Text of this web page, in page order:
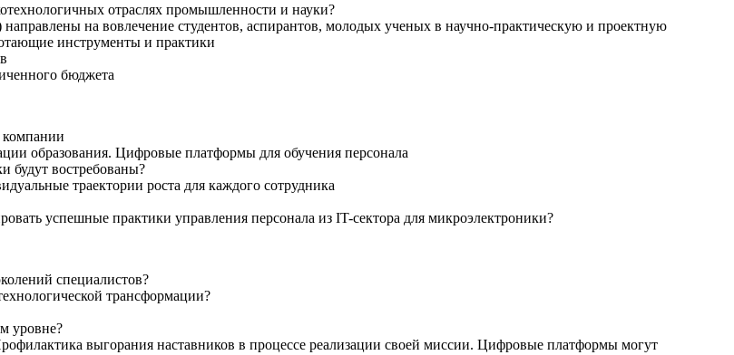
отраслях промышленности и науки?
на вовлечение студентов, аспирантов, молодых ученых в научно-практическую и проектную
инструменты и практики
бюджета
компании
образования. Цифровые платформы для обучения персонала
будут востребованы?
траектории роста для каждого сотрудника
успешные практики управления персонала из IT-сектора для микроэлектроники?
специалистов?
трансформации?
уровне?
выгорания наставников в процессе реализации своей миссии. Цифровые платформы могут